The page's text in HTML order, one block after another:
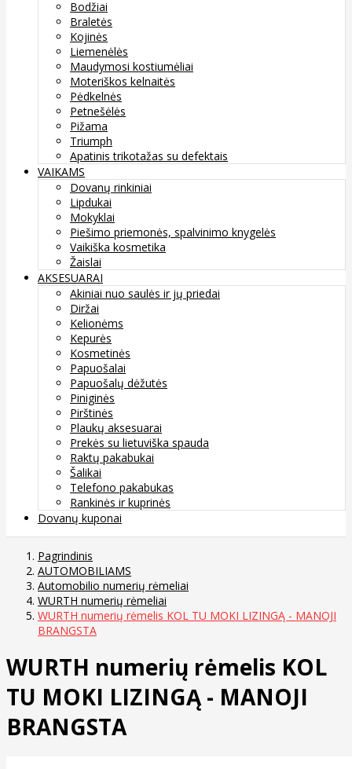
Bodžiai
Braletės
Kojinės
Liemenėlės
Maudymosi kostiumėliai
Moteriškos kelnaitės
Pėdkelnės
Petnešėlės
Pižama
Triumph
Apatinis trikotažas su defektais
VAIKAMS
Dovanų rinkiniai
Lipdukai
Mokyklai
Piešimo priemonės, spalvinimo knygelės
Vaikiška kosmetika
Žaislai
AKSESUARAI
Akiniai nuo saulės ir jų priedai
Diržai
Kelionėms
Kepurės
Kosmetinės
Papuošalai
Papuošalų dėžutės
Piniginės
Pirštinės
Plaukų aksesuarai
Prekės su lietuviška spauda
Raktų pakabukai
Šalikai
Telefono pakabukas
Rankinės ir kuprinės
Dovanų kuponai
Pagrindinis
AUTOMOBILIAMS
Automobilio numerių rėmeliai
WURTH numerių rėmeliai
WURTH numerių rėmelis KOL TU MOKI LIZINGĄ - MANOJI
BRANGSTA
WURTH numerių rėmelis KOL
TU MOKI LIZINGĄ - MANOJI
BRANGSTA